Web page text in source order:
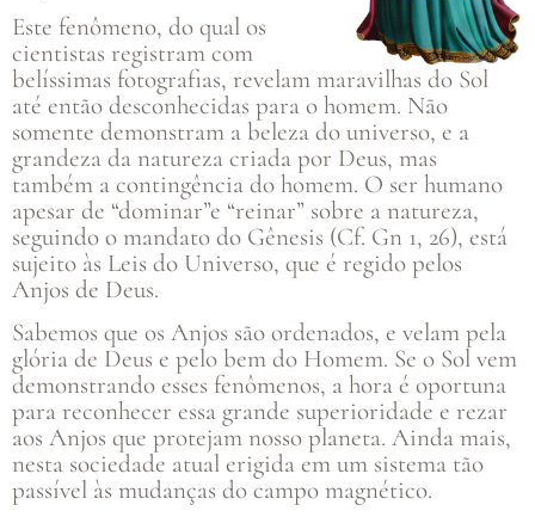
Este fenômeno, do qual os
cientistas registram com
belíssimas fotografias, revelam maravilhas do Sol
até então desconhecidas para o homem. Não
somente demonstram a beleza do universo, e a
grandeza da natureza criada por Deus, mas
também a contingência do homem. O ser humano
apesar de “dominar”e “reinar” sobre a natureza,
seguindo o mandato do Gênesis (Cf. Gn 1, 26), está
sujeito às Leis do Universo, que é regido pelos
Anjos de Deus.
Sabemos que os Anjos são ordenados, e velam pela
glória de Deus e pelo bem do Homem. Se o Sol vem
demonstrando esses fenômenos, a hora é oportuna
para reconhecer essa grande superioridade e rezar
aos Anjos que protejam nosso planeta. Ainda mais,
nesta sociedade atual erigida em um sistema tão
passível às mudanças do campo magnético.